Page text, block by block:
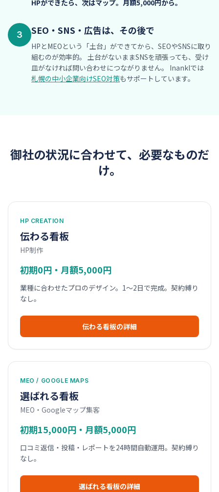
HPができたら、次はマップ。月額5,000円から。
3 SEO・SNS・広告は、その後で
HPとMEOという「土台」ができてから、SEOやSNSに取り
組むのが効率的。 土台がないままSNSを頑張っても、受け
皿がなければ問い合わせにつながりません。 Inanklでは
札幌の中小企業向けSEO対策もサポートしています。
御社の状況に合わせて、必要なものだ
け。
HP CREATION
伝わる看板
HP制作
初期0円・月額5,000円
業種に合わせたプロのデザイン。1〜2日で完成。契約縛り
なし。
伝わる看板の詳細
MEO / GOOGLE MAPS
選ばれる看板
MEO・Googleマップ集客
初期15,000円・月額5,000円
口コミ返信・投稿・レポートを24時間自動運用。契約縛り
なし。
選ばれる看板の詳細